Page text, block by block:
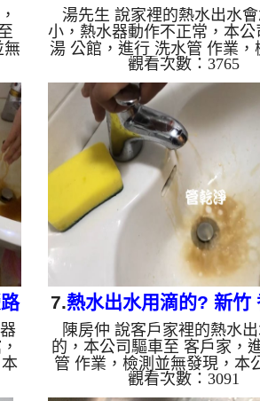
無
個
地
管
大湖路 洗水管
湯先生 說家裡的熱水出水
小，熱水器動作不正常，本公
湯 公館，進行 洗水管 作業，
發現，本公司裝設 高周波水
機，灌入 檸檬酸 至水管，
分，開啟 水管清洗機 ，啟
波 模式，一洗水管就流出棕
越洗顏色就鮮豔，兩個多小
出水順暢，熱水器不會誤動
是自來水，如水管老化，會
泥沙堆積，洗出來的水就會
地下水含有氧化錳，管壁上
管垢，洗出來的水會跟石油一
些洗出綠色的水，是因為裡面
質，生鏽產生銅...
觀看次數：3765
7.熱水出水用滴的? 新竹
山路 清洗水管
陳房仲 說客戶家裡的熱水
的，本公司驅車至 客戶家，
管 作業，檢測並無發現，本
高周波水管清洗機，灌入 檸
觀看次數：3091